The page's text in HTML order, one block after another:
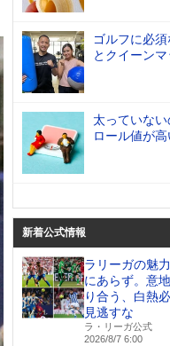
ゴルフに必
とクイーン
太っていな
ロール値が
新着公式情報
ラリーガの魅
にあらず。意
り合う、白熱
見逃すな
ラ・リーガ公式
2026/8/7 6:00